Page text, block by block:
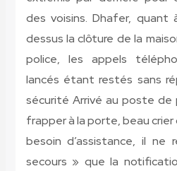
des voisins. Dhafer, quant
dessus la clôture de la
police, les appels
lancés étant restés sans
sécurité Arrivé au poste de
frapper à la porte, beau crier
besoin d’assistance, il
secours » que la